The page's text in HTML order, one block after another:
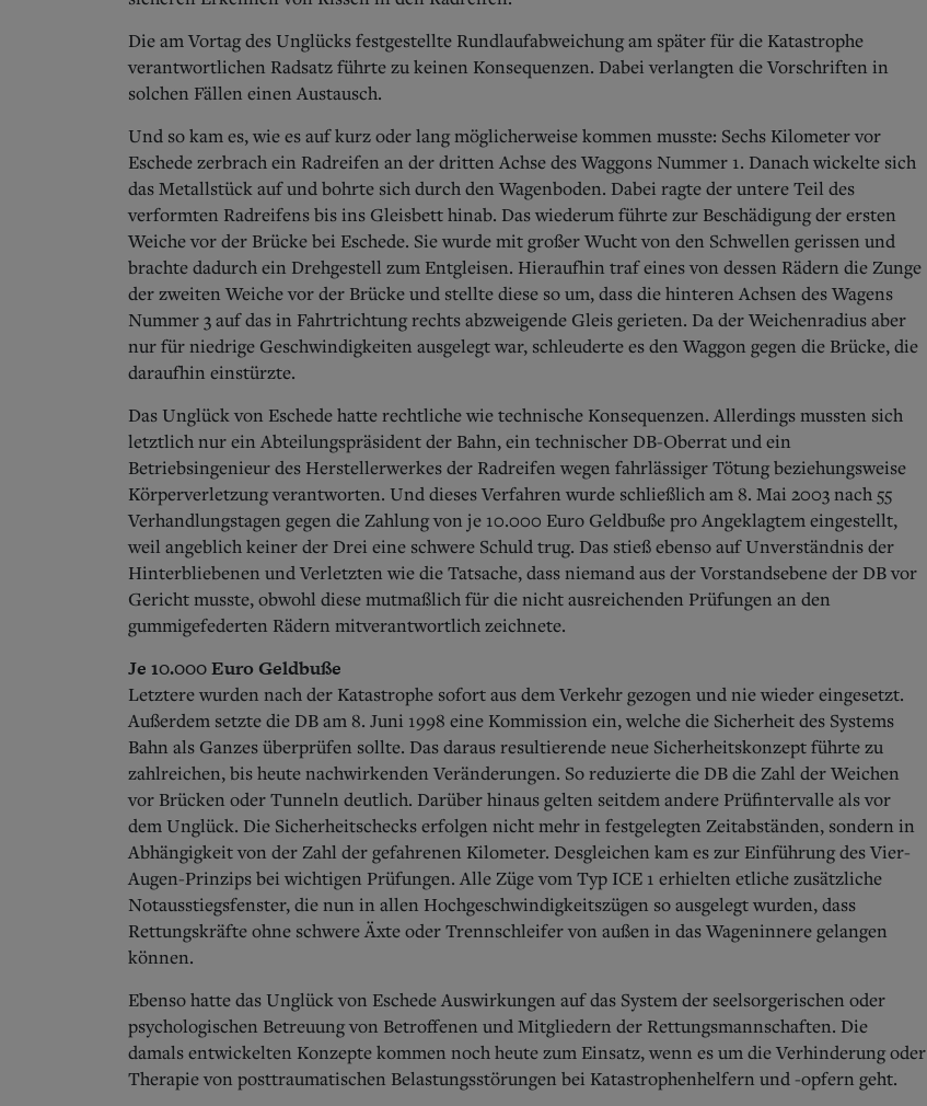
Die am Vortag des Unglücks festgestellte Rundlaufabweichung am später für die Katastrophe
verantwortlichen Radsatz führte zu keinen Konsequenzen. Dabei verlangten die Vorschriften in
solchen Fällen einen Austausch.
Und so kam es, wie es auf kurz oder lang möglicherweise kommen musste: Sechs Kilometer vor
Eschede zerbrach ein Radreifen an der dritten Achse des Waggons Nummer 1. Danach wickelte sich
das Metallstück auf und bohrte sich durch den Wagenboden. Dabei ragte der untere Teil des
verformten Radreifens bis ins Gleisbett hinab. Das wiederum führte zur Beschädigung der ersten
Weiche vor der Brücke bei Eschede. Sie wurde mit großer Wucht von den Schwellen gerissen und
brachte dadurch ein Drehgestell zum Entgleisen. Hieraufhin traf eines von dessen Rädern die Zunge
der zweiten Weiche vor der Brücke und stellte diese so um, dass die hinteren Achsen des Wagens
Nummer 3 auf das in Fahrtrichtung rechts abzweigende Gleis gerieten. Da der Weichenradius aber
nur für niedrige Geschwindigkeiten ausgelegt war, schleuderte es den Waggon gegen die Brücke, die
daraufhin einstürzte.
Das Unglück von Eschede hatte rechtliche wie technische Konsequenzen. Allerdings mussten sich
letztlich nur ein Abteilungspräsident der Bahn, ein technischer DB-Oberrat und ein
Betriebsingenieur des Herstellerwerkes der Radreifen wegen fahrlässiger Tötung beziehungsweise
Körperverletzung verantworten. Und dieses Verfahren wurde schließlich am 8. Mai 2003 nach 55
Verhandlungstagen gegen die Zahlung von je 10.000 Euro Geldbuße pro Angeklagtem eingestellt,
weil angeblich keiner der Drei eine schwere Schuld trug. Das stieß ebenso auf Unverständnis der
Hinterbliebenen und Verletzten wie die Tatsache, dass niemand aus der Vorstandsebene der DB vor
Gericht musste, obwohl diese mutmaßlich für die nicht ausreichenden Prüfungen an den
gummigefederten Rädern mitverantwortlich zeichnete.
Je 10.000 Euro Geldbuße
Letztere wurden nach der Katastrophe sofort aus dem Verkehr gezogen und nie wieder eingesetzt.
Außerdem setzte die DB am 8. Juni 1998 eine Kommission ein, welche die Sicherheit des Systems
Bahn als Ganzes überprüfen sollte. Das daraus resultierende neue Sicherheitskonzept führte zu
zahlreichen, bis heute nachwirkenden Veränderungen. So reduzierte die DB die Zahl der Weichen
vor Brücken oder Tunneln deutlich. Darüber hinaus gelten seitdem andere Prüfintervalle als vor
dem Unglück. Die Sicherheitschecks erfolgen nicht mehr in festgelegten Zeitabständen, sondern in
Abhängigkeit von der Zahl der gefahrenen Kilometer. Desgleichen kam es zur Einführung des Vier-
Augen-Prinzips bei wichtigen Prüfungen. Alle Züge vom Typ ICE 1 erhielten etliche zusätzliche
Notausstiegsfenster, die nun in allen Hochgeschwindigkeitszügen so ausgelegt wurden, dass
Rettungskräfte ohne schwere Äxte oder Trennschleifer von außen in das Wageninnere gelangen
können.
Ebenso hatte das Unglück von Eschede Auswirkungen auf das System der seelsorgerischen oder
psychologischen Betreuung von Betroffenen und Mitgliedern der Rettungsmannschaften. Die
damals entwickelten Konzepte kommen noch heute zum Einsatz, wenn es um die Verhinderung oder
Therapie von posttraumatischen Belastungsstörungen bei Katastrophenhelfern und -opfern geht.